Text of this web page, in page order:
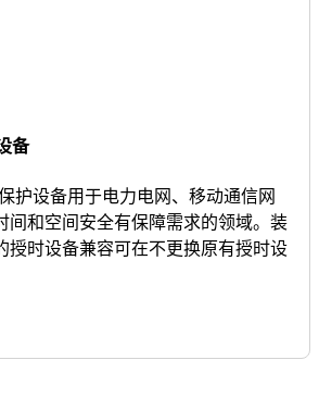
备
护设备用于电力电网、移动通信网
间和空间安全有保障需求的领域。装
授时设备兼容可在不更换原有授时设